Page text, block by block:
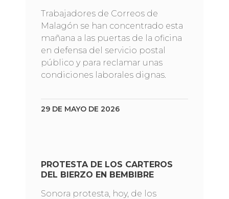
Trabajadores de Correos de
Malagón se han concentrado esta
mañana a las puertas de la oficina
en defensa del servicio postal
público y para reclamar unas
condiciones laborales dignas.
29 DE MAYO DE 2026
PROTESTA DE LOS CARTEROS
DEL BIERZO EN BEMBIBRE
Sonora protesta, hoy, de los